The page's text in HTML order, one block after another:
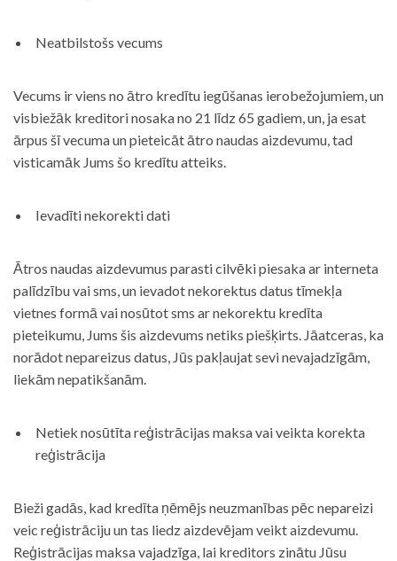
Neatbilstošs vecums
Vecums ir viens no ātro kredītu iegūšanas ierobežojumiem, un
visbiežāk kreditori nosaka no 21 līdz 65 gadiem, un, ja esat
ārpus šī vecuma un pieteicāt ātro naudas aizdevumu, tad
visticamāk Jums šo kredītu atteiks.
Ievadīti nekorekti dati
Ātros naudas aizdevumus parasti cilvēki piesaka ar interneta
palīdzību vai sms, un ievadot nekorektus datus tīmekļa
vietnes formā vai nosūtot sms ar nekorektu kredīta
pieteikumu, Jums šis aizdevums netiks piešķirts. Jāatceras, ka
norādot nepareizus datus, Jūs pakļaujat sevi nevajadzīgām,
liekām nepatikšanām.
Netiek nosūtīta reģistrācijas maksa vai veikta korekta
reģistrācija
Bieži gadās, kad kredīta ņēmējs neuzmanības pēc nepareizi
veic reģistrāciju un tas liedz aizdevējam veikt aizdevumu.
Reģistrācijas maksa vajadzīga, lai kreditors zinātu Jūsu